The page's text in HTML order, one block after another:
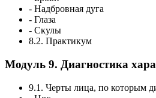
- Надбровная дуга
- Глаза
- Скулы
8.2. Практикум
Модуль 9. Диагностика
9.1. Черты лица, по которым